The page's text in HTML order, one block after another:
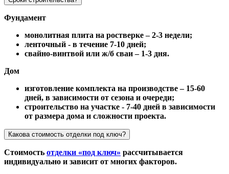
Фундамент
монолитная плита на ростверке – 2-3 недели;
ленточный - в течение 7-10 дней;
свайно-винтвой или ж/б сваи – 1-3 дня.
Дом
изготовление комплекта на производстве – 15-60
дней, в зависимости от сезона и очереди;
строительство на участке - 7-40 дней в зависимости
от размера дома и сложности проекта.
Какова стоимость отделки под ключ?
Стоимость отделки «под ключ» рассчитывается
индивидуально и зависит от многих факторов.